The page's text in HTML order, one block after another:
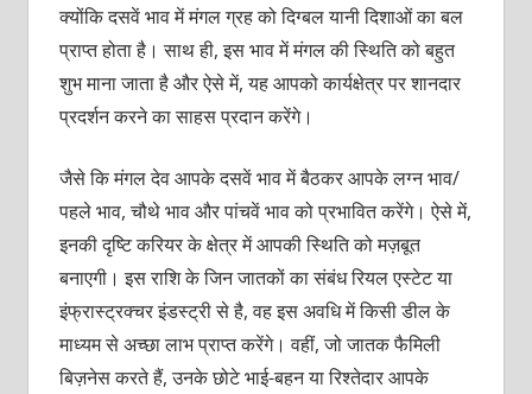
क्योंकि दसवें भाव में मंगल ग्रह को दिग्बल यानी दिशाओं का बल
प्राप्त होता है। साथ ही, इस भाव में मंगल की स्थिति को बहुत
शुभ माना जाता है और ऐसे में, यह आपको कार्यक्षेत्र पर शानदार
प्रदर्शन करने का साहस प्रदान करेंगे।
जैसे कि मंगल देव आपके दसवें भाव में बैठकर आपके लग्न भाव/
पहले भाव, चौथे भाव और पांचवें भाव को प्रभावित करेंगे। ऐसे में,
इनकी दृष्टि करियर के क्षेत्र में आपकी स्थिति को मज़बूत
बनाएगी। इस राशि के जिन जातकों का संबंध रियल एस्टेट या
इंफ्रास्ट्रक्चर इंडस्ट्री से है, वह इस अवधि में किसी डील के
माध्यम से अच्छा लाभ प्राप्त करेंगे। वहीं, जो जातक फैमिली
बिज़नेस करते हैं, उनके छोटे भाई-बहन या रिश्तेदार आपके